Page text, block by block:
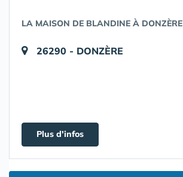
LA MAISON DE BLANDINE À DONZÈRE
26290 - DONZÈRE
Plus d'infos